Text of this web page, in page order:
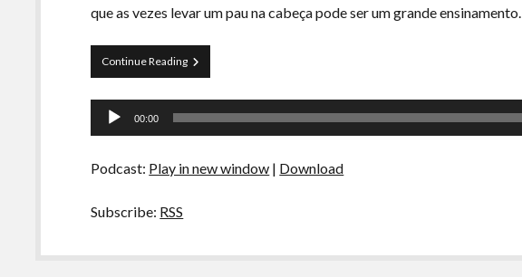
que as vezes levar um pau na cabeça pode ser um grande ensinamento.
Continue ReadingCurva
de
–
e
Tocador
00:00
Podcast: Play in new window | Download
Subscribe: RSS